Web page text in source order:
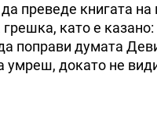
преведе книгата на
грешка, като е
поправи думата
умреш, докато не